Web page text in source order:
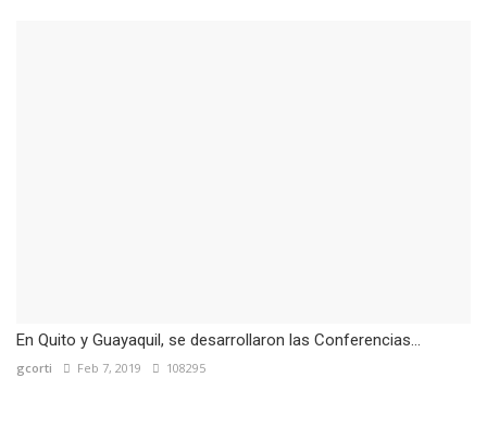
En Quito y Guayaquil, se desarrollaron las Conferencias...
gcorti Feb 7, 2019 108295